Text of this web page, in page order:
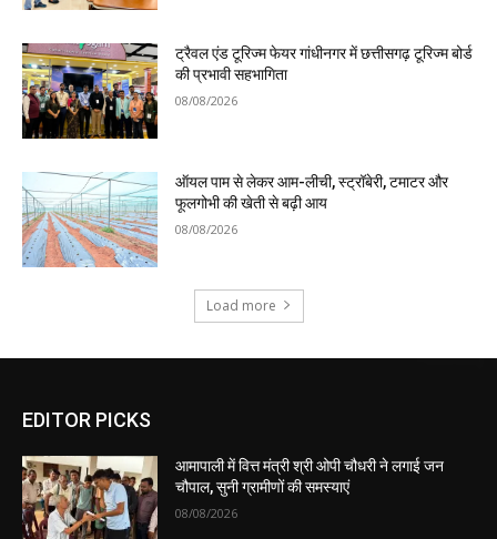
ट्रैवल एंड टूरिज्म फेयर गांधीनगर में छत्तीसगढ़ टूरिज्म बोर्ड
की प्रभावी सहभागिता
08/08/2026
ऑयल पाम से लेकर आम-लीची, स्ट्रॉबेरी, टमाटर और
फूलगोभी की खेती से बढ़ी आय
08/08/2026
Load more
EDITOR PICKS
आमापाली में वित्त मंत्री श्री ओपी चौधरी ने लगाई जन
चौपाल, सुनी ग्रामीणों की समस्याएं
08/08/2026